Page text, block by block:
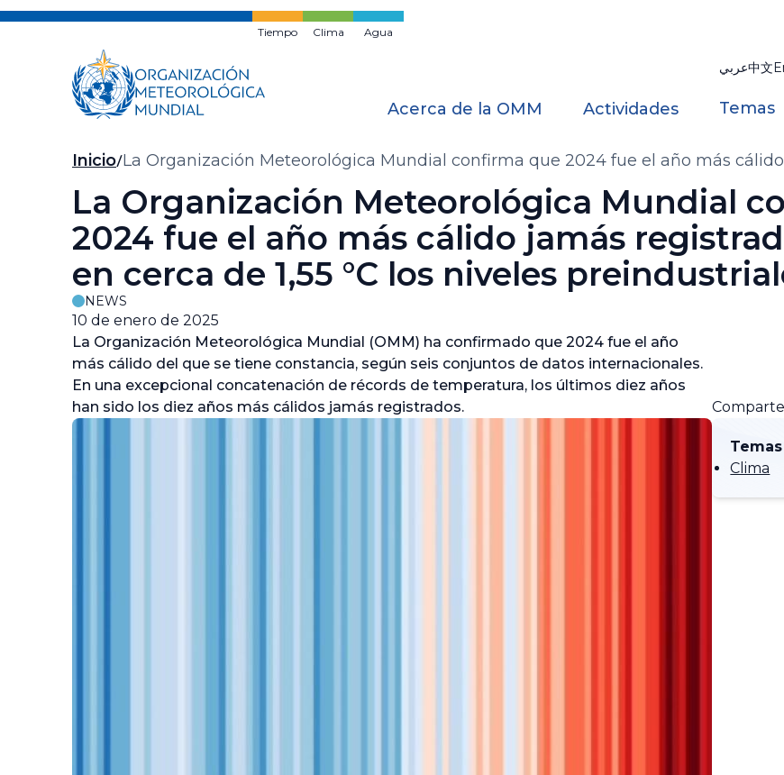
Ir
Tiempo Clima Agua
عربي中文
Acerca de la OMM Actividades Temas
Migas
de
pan
Inicio La Organización Meteorológica Mundial confirma que 2024 fue el año más
1,55 °C los niveles preindustriales
La Organización Meteorológica Mundial
2024 fue el año más cálido jamás
en cerca de 1,55 °C los niveles
NEWS
10 de enero de 2025
La Organización Meteorológica Mundial (OMM) ha confirmado que 2024 fue el año
más cálido del que se tiene constancia, según seis conjuntos de datos internacionales.
En una excepcional concatenación de récords de temperatura, los últimos diez años
han sido los diez años más cálidos jamás registrados.
Clima